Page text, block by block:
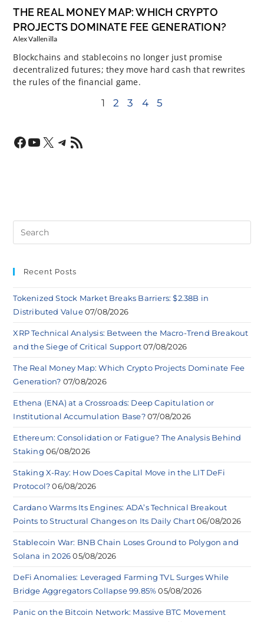
THE REAL MONEY MAP: WHICH CRYPTO
PROJECTS DOMINATE FEE GENERATION?
Alex Vallenilla
Blockchains and stablecoins no longer just promise
decentralized futures; they move hard cash that rewrites
the rules of the financial game.
1 2 3 4 5
Recent Posts
Tokenized Stock Market Breaks Barriers: $2.38B in
Distributed Value 07/08/2026
XRP Technical Analysis: Between the Macro-Trend Breakout
and the Siege of Critical Support 07/08/2026
The Real Money Map: Which Crypto Projects Dominate Fee
Generation? 07/08/2026
Ethena (ENA) at a Crossroads: Deep Capitulation or
Institutional Accumulation Base? 07/08/2026
Ethereum: Consolidation or Fatigue? The Analysis Behind
Staking 06/08/2026
Staking X-Ray: How Does Capital Move in the LIT DeFi
Protocol? 06/08/2026
Cardano Warms Its Engines: ADA’s Technical Breakout
Points to Structural Changes on Its Daily Chart 06/08/2026
Stablecoin War: BNB Chain Loses Ground to Polygon and
Solana in 2026 05/08/2026
DeFi Anomalies: Leveraged Farming TVL Surges While
Bridge Aggregators Collapse 99.85% 05/08/2026
Panic on the Bitcoin Network: Massive BTC Movement